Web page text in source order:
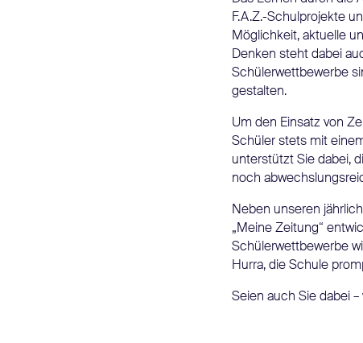
F.A.Z.-Schulprojekte
Möglichkeit, aktuelle
Denken steht dabei
Schülerwettbewerbe
gestalten.
Um den Einsatz von
Schüler stets mit
unterstützt Sie dabei,
noch
Neben unseren
„Meine Zeitung“
Schülerwettbewerbe
Hurra, die Schule
Seien auch Sie dabei